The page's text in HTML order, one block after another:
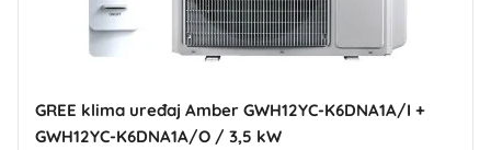
GREE klima uređaj Amber GWH12YC-K6DNA1A/I +
GWH12YC-K6DNA1A/O / 3,5 kW